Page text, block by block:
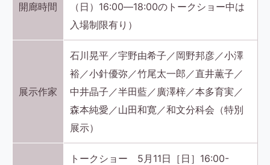
開廊時間
（日）16:00―18:00のトークショー中は
入場制限有り）
展示作家
石川晃平／宇野由希子／岡野邦彦／小澤
裕／小針優弥／竹尾太一郎／直井薫子／
中井晶子／半田藍／廣澤梓／本多育実／
森本純愛／山田和寛／和文分科会（特別
展示）
トークショー 5月11日［日］16:00-